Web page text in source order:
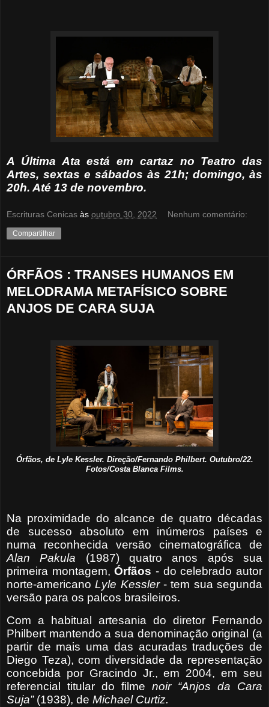
A Última Ata está em cartaz no Teatro das
Artes, sextas e sábados às 21h; domingo, às
20h. Até 13 de novembro.
Escrituras Cenicas às outubro 30, 2022 Nenhum comentário:
Compartilhar
ÓRFÃOS : TRANSES HUMANOS EM
MELODRAMA METAFÍSICO SOBRE
ANJOS DE CARA SUJA
Órfãos, de Lyle Kessler. Direção/Fernando Philbert. Outubro/22.
Fotos/Costa Blanca Films.
Na proximidade do alcance de quatro décadas
de sucesso absoluto em inúmeros países e
numa reconhecida versão cinematográfica de
Alan Pakula (1987) quatro anos após sua
primeira montagem,Órfãos - do celebrado autor
norte-americanoLyle Kessler- tem sua segunda
versão para os palcos brasileiros.
Com a habitual artesania do diretor Fernando
Philbert mantendo a sua denominação original (a
partir de mais uma das acuradas traduções de
Diego Teza), com diversidade da representação
concebida por Gracindo Jr., em 2004, em seu
referencial titular do filme noir “Anjos da Cara
Suja” (1938), de Michael Curtiz.